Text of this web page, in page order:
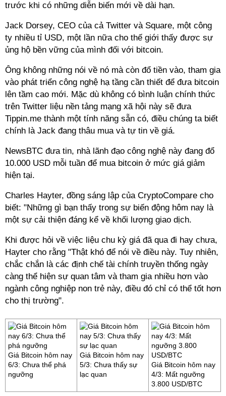
trước khi có những diễn biến mới về dài hạn.
Jack Dorsey, CEO của cả Twitter và Square, một công
ty nhiều tỉ USD, một lần nữa cho thế giới thấy được sự
ủng hộ bền vững của mình đối với bitcoin.
Ông không những nói về nó mà còn đổ tiền vào, tham gia
vào phát triển công nghệ hạ tầng cần thiết để đưa bitcoin
lên tầm cao mới. Mặc dù không có bình luận chính thức
trên Twitter liệu nền tảng mạng xã hội này sẽ đưa
Tippin.me thành một tính năng sẵn có, điều chúng ta biết
chính là Jack đang thâu mua và tự tin về giá.
NewsBTC đưa tin, nhà lãnh đạo công nghệ này đang đổ
10.000 USD mỗi tuần để mua bitcoin ở mức giá giảm
hiện tại.
Charles Hayter, đồng sáng lập của CryptoCompare cho
biết: "Những gì bạn thấy trong sự biến động hôm nay là
một sự cải thiện đáng kể về khối lượng giao dịch.
Khi được hỏi về việc liệu chu kỳ giá đã qua đi hay chưa,
Hayter cho rằng "Thật khó để nói về điều này. Tuy nhiên,
chắc chắn là các định chế tài chính truyền thống ngày
càng thể hiện sự quan tâm và tham gia nhiều hơn vào
ngành công nghiệp non trẻ này, điều đó chỉ có thể tốt hơn
cho thị trường".
Giá Bitcoin hôm nay
6/3: Chưa thể phá
ngưỡng
Giá Bitcoin hôm nay
5/3: Chưa thấy sự
lạc quan
Giá Bitcoin hôm nay
4/3: Mất ngưỡng
3.800 USD/BTC